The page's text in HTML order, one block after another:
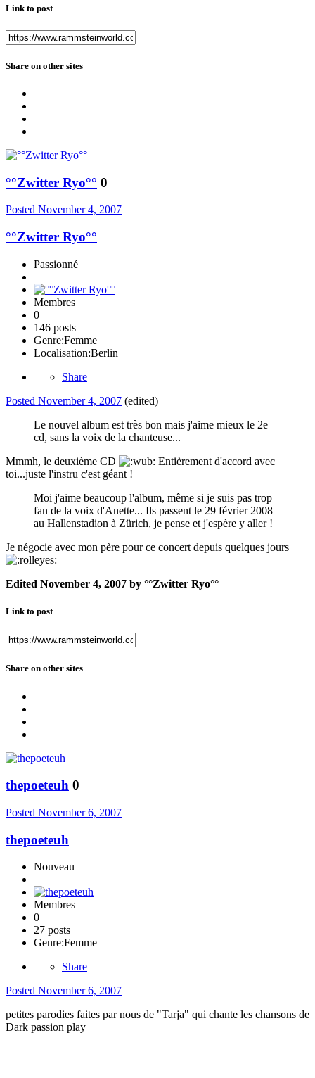
Link to post
Share on other sites
°°Zwitter Ryo°° 0
Posted November 4, 2007
°°Zwitter Ryo°°
Passionné
Membres
0
146 posts
Genre:Femme
Localisation:Berlin
Share
Posted November 4, 2007 (edited)
Le nouvel album est très bon mais j'aime mieux le 2e
cd, sans la voix de la chanteuse...
Mmmh, le deuxième CD
Entièrement d'accord avec
toi...juste l'instru c'est géant !
Moi j'aime beaucoup l'album, même si je suis pas trop
fan de la voix d'Anette... Ils passent le 29 février 2008
au Hallenstadion à Zürich, je pense et j'espère y aller !
Je négocie avec mon père pour ce concert depuis quelques jours
Edited November 4, 2007 by °°Zwitter Ryo°°
Link to post
Share on other sites
thepoeteuh 0
Posted November 6, 2007
thepoeteuh
Nouveau
Membres
0
27 posts
Genre:Femme
Share
Posted November 6, 2007
petites parodies faites par nous de "Tarja" qui chante les chansons de
Dark passion play